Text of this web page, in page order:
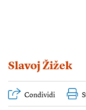
Slavoj Žižek
Condividi